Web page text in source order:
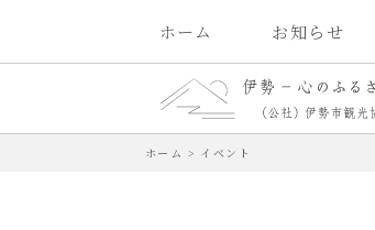
ホーム お知らせ
ホーム > イベント